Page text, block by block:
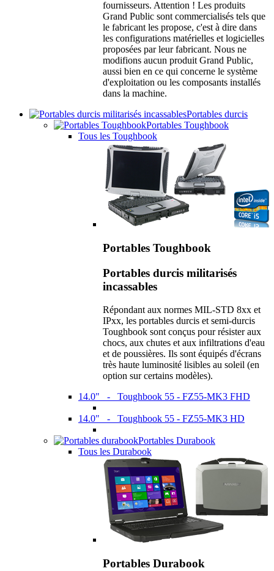
fournisseurs. Attention ! Les produits
Grand Public sont commercialisés tels que
le fabricant les propose, c'est à dire dans
les configurations matérielles et logicielles
proposées par leur fabricant. Nous ne
modifions aucun produit Grand Public,
aussi bien en ce qui concerne le système
d'exploitation ou les composants installés
dans la machine.
Portables durcis
Portables Toughbook
Tous les Toughbook
Portables Toughbook
Portables durcis militarisés
incassables
Répondant aux normes MIL-STD 8xx et
IPxx, les portables durcis et semi-durcis
Toughbook sont conçus pour résister aux
chocs, aux chutes et aux infiltrations d'eau
et de poussières. Ils sont équipés d'écrans
très haute luminosité lisibles au soleil (en
option sur certains modèles).
14.0" - Toughbook 55 - FZ55-MK3 FHD
14.0" - Toughbook 55 - FZ55-MK3 HD
Portables Durabook
Tous les Durabook
Portables Durabook